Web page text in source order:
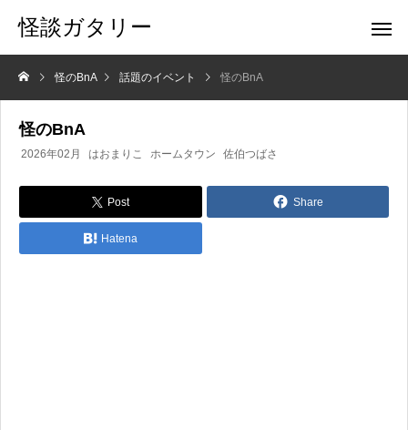
怪談ガタリー
怪のBnA 話題のイベント 怪のBnA
怪のBnA
2026年02月 はおまりこ ホームタウン 佐伯つばさ
Post Share
Hatena